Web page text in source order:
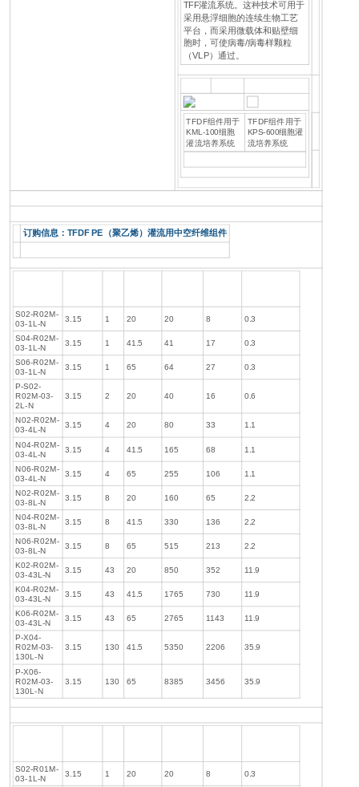
TFF灌流系统。这种技术可用于
采用悬浮细胞的连续生物工艺
平台，而采用微载体和贴壁细
胞时，可使病毒/病毒样颗粒
（VLP）通过。
TFDF组件用于
KML-100细胞
灌流培养系统
TFDF组件用于
KPS-600细胞灌
流培养系统
订购信息：TFDF PE（聚乙烯）灌流用中空纤维组件
S02-R02M-
03-1L-N 3.15 1 20 20 8 0.3
S04-R02M-
03-1L-N 3.15 1 41.5 41 17 0.3
S06-R02M-
03-1L-N
3.15 1 65 64 27 0.3
P-S02-
R02M-03-
2L-N
3.15 2 20 40 16 0.6
N02-R02M-
03-4L-N
3.15 4 20 80 33 1.1
N04-R02M-
03-4L-N 3.15 4 41.5 165 68 1.1
N06-R02M-
03-4L-N 3.15 4 65 255 106 1.1
N02-R02M-
03-8L-N 3.15 8 20 160 65 2.2
N04-R02M-
03-8L-N 3.15 8 41.5 330 136 2.2
N06-R02M-
03-8L-N 3.15 8 65 515 213 2.2
K02-R02M-
03-43L-N 3.15 43 20 850 352 11.9
K04-R02M-
03-43L-N 3.15 43 41.5 1765 730 11.9
K06-R02M-
03-43L-N 3.15 43 65 2765 1143 11.9
P-X04-
R02M-03-
130L-N
3.15 130 41.5 5350 2206 35.9
P-X06-
R02M-03-
130L-N
3.15 130 65 8385 3456 35.9
S02-R01M-
03-1L-N 3.15 1 20 20 8 0.3